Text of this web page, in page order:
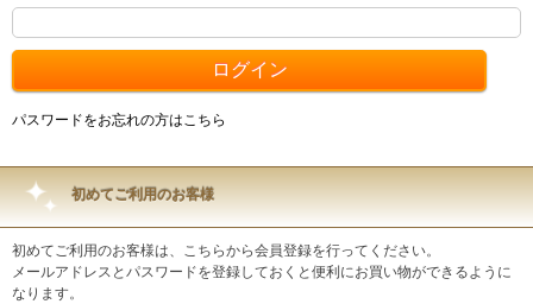
パスワードをお忘れの方はこちら
初めてご利用のお客様
初めてご利用のお客様は、こちらから会員登録を行ってください。
メールアドレスとパスワードを登録しておくと便利にお買い物ができるように
なります。